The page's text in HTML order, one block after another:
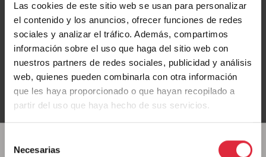
Las cookies de este sitio web se usan para personalizar
el contenido y los anuncios, ofrecer funciones de redes
sociales y analizar el tráfico. Además, compartimos
información sobre el uso que haga del sitio web con
nuestros partners de redes sociales, publicidad y análisis
web, quienes pueden combinarla con otra información
que les haya proporcionado o que hayan recopilado a
partir del uso que haya hecho de sus servicios.
Necesarias
La evidencia científica nos dice que:
Los falsos techos suspendidos mejoran las
prestaciones acústicas de los forjados.
La utilización de lana mineral ayuda a reducir la
transmisión de ruido acústico y aéreo.
Si necesitas aumentar la masa de un elemento,